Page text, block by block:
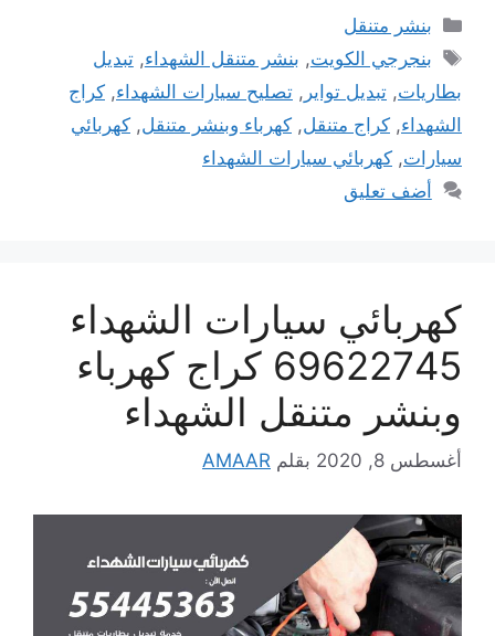
التصنيفات
بنشر متنقل
الوسوم
بنجرجي الكويت, بنشر متنقل الشهداء,تبديل
بطاريات, تبديل تواير , تصليح سيارات الشهداء, كراج
الشهداء, كراج متنقل, كهرباء وبنشر متنقل, كهربائي
سيارات, كهربائي سيارات الشهداء
أضف تعليق
كهربائي سيارات الشهداء
69622745 كراج كهرباء
وبنشر متنقل الشهداء
أغسطس 8, 2020 بقلم AMAAR